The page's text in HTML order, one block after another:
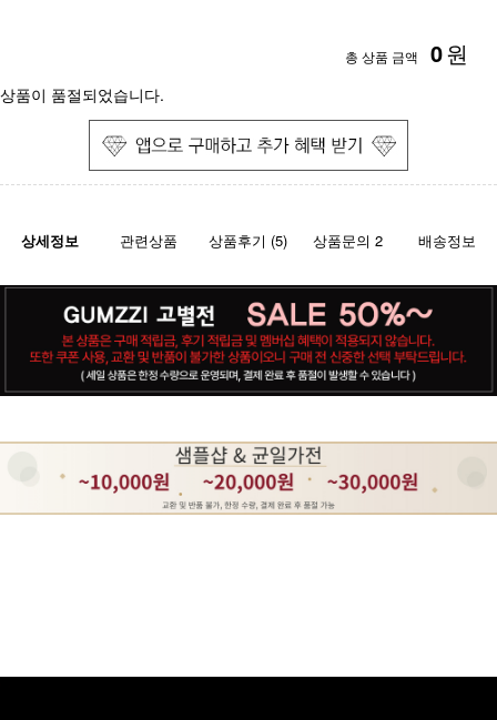
총 상품 금액 0원
상품이 품절되었습니다.
상세정보 관련상품 상품후기 (5) 상품문의 2 배송정보